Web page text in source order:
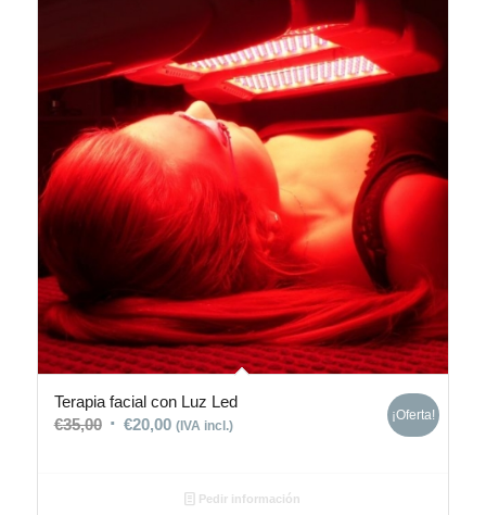
Terapia facial con Luz Led
€35,00 €20,00 (IVA incl.)
¡Oferta!
Pedir información